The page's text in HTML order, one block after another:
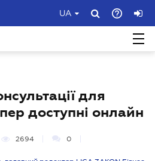
UA
для
доступні онлайн
2694 0